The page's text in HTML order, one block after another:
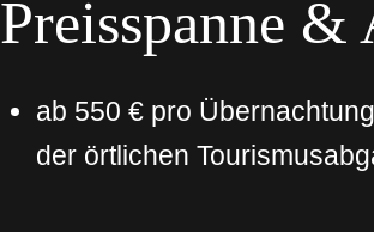
Preisspanne &
ab 550 € pro
der örtlichen